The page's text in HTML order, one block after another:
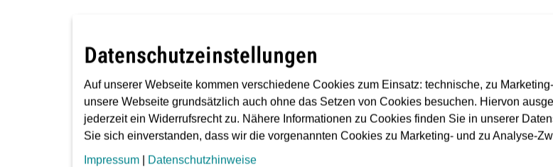
Eine umfassende Grundreinigung der Fahrzeuge findet alle 3 Monate statt.
Verschmutzungen während des Betriebs
Datenschutzeinstellungen
Auf unserer Webseite kommen verschiedene Cookies zum Einsatz: technische, zu
unsere Webseite grundsätzlich auch ohne das Setzen von Cookies besuchen. Hiervon
jederzeit ein Widerrufsrecht zu. Nähere Informationen zu Cookies finden Sie in unserer
Sie sich einverstanden, dass wir die vorgenannten Cookies zu Marketing- und zu Analyse-
Impressum
Datenschutzhinweise